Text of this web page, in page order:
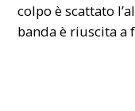
colpo è scattato
banda è riuscita a